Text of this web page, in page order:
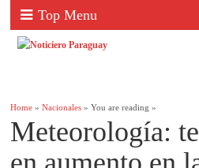
Top Menu
Home »Nacionales » You are reading »
Meteorología: